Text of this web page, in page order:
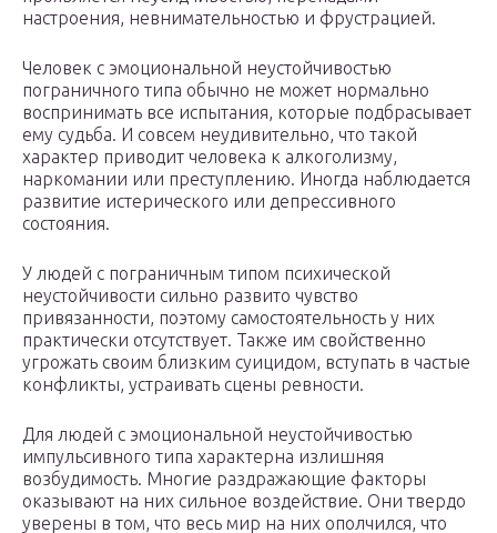
настроения, невнимательностью и фрустрацией.
Человек с эмоциональной неустойчивостью
пограничного типа обычно не может нормально
воспринимать все испытания, которые подбрасывает
ему судьба. И совсем неудивительно, что такой
характер приводит человека к алкоголизму,
наркомании или преступлению. Иногда наблюдается
развитие истерического или депрессивного
состояния.
У людей с пограничным типом психической
неустойчивости сильно развито чувство
привязанности, поэтому самостоятельность у них
практически отсутствует. Также им свойственно
угрожать своим близким суицидом, вступать в частые
конфликты, устраивать сцены ревности.
Для людей с эмоциональной неустойчивостью
импульсивного типа характерна излишняя
возбудимость. Многие раздражающие факторы
оказывают на них сильное воздействие. Они твердо
уверены в том, что весь мир на них ополчился, что